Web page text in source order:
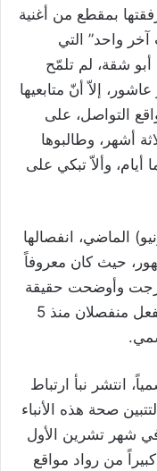
بمقطع من أغنية
واحد” التي
شقة، لم تلمّح
إلاّ أنّ متابعيها
التواصل، على
أشهر، وطالبوها
أيام، وألاّ تبكي على
الماضي، انفصالها
حيث كان معروفاً
2019، لكنها خرجت وأوضحت حقيقة
الأمر عبر “إنستغرام”، وقالت إنّهما بالفعل منفصلان منذ 5
انتشر نبأ ارتباط
صحة هذه الأنباء
في شهر تشرين الأول
من رواد مواقع